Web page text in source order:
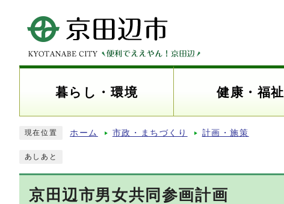
暮らし・環境 健康・福祉
現在位置 ホーム 市政・まちづくり 計画・施策
あしあと
京田辺市男女共同参画計画